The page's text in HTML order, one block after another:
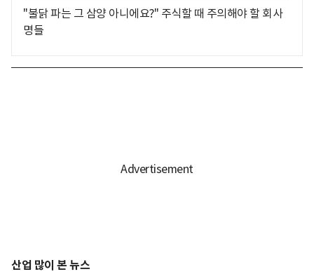
"불닭 파는 그 삼양 아니에요?" 주식할 때 주의해야 할 회사
명들
산업 많이 본 뉴스